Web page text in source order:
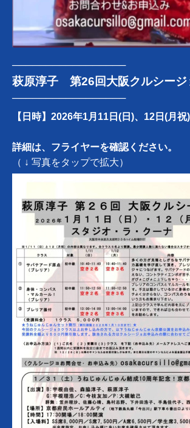
─────────────────
萩原淳子 第26回大阪クルシージ
─────────────────
【日時】2026年1月11日(日)、12日(月祝)
詳細は、フライヤーを確認ください。
（ ↓ 写真をタップで拡大）